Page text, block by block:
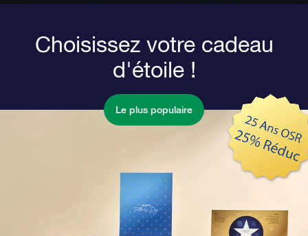
Choisissez votre cadeau
d'étoile !
Le plus populaire